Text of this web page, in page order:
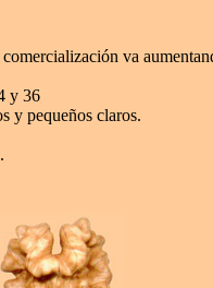
va
y 36
y pequeños claros.